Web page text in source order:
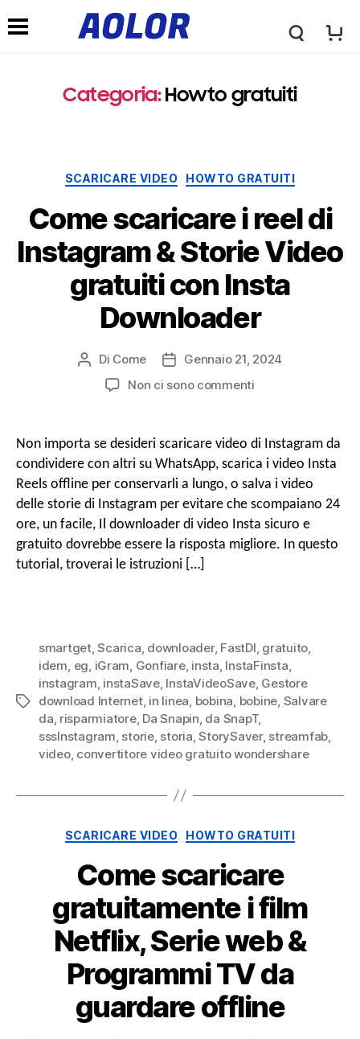
l
o
a
o
o
r
e
Categoria: Howto gratuiti
Categorie
SCARICARE VIDEO HOWTO GRATUITI
Come scaricare i reel di
Instagram & Storie Video
gratuiti con Insta
Downloader
Post
autore
Di Come
DataGennaio 21, 2024
Non ci sono commentiSU
i
reel
di
Instagram
&
Storie
Video
Non importa se desideri scaricare video di Instagram da
condividere con altri su WhatsApp, scarica i video Insta
Reels offline per conservarli a lungo, o salva i video
delle storie di Instagram per evitare che scompaiano 24
ore, un facile, Il downloader di video Insta sicuro e
gratuito dovrebbe essere la risposta migliore. In questo
tutorial, troverai le istruzioni […]
Tag
smartget,Scarica downloader, FastDl gratuito
idem eg iGram Gonfiare, insta InstaFinsta
instagram instaSave, InstaVideoSave, Gestore
download Internet, in linea bobina bobine Salvare
da risparmiatore, Da Snapin da SnapT,
sssInstagram storie, storia ,StorySaver, streamfab
video, convertitore video gratuito wondershare
Categorie
SCARICARE VIDEO HOWTO GRATUITI
Come scaricare
gratuitamente i film
Netflix, Serie web &
Programmi TV da
guardare offline